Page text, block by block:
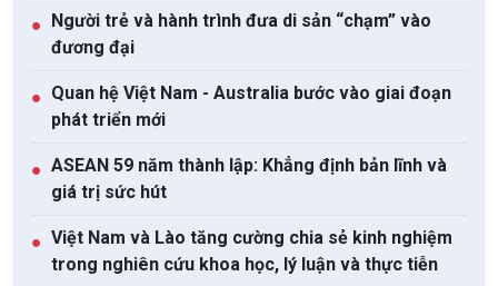
● Người trẻ và hành trình đưa di sản “chạm” vào
đương đại
● Quan hệ Việt Nam - Australia bước vào giai đoạn
phát triển mới
● ASEAN 59 năm thành lập: Khẳng định bản lĩnh và
giá trị sức hút
● Việt Nam và Lào tăng cường chia sẻ kinh nghiệm
trong nghiên cứu khoa học, lý luận và thực tiễn